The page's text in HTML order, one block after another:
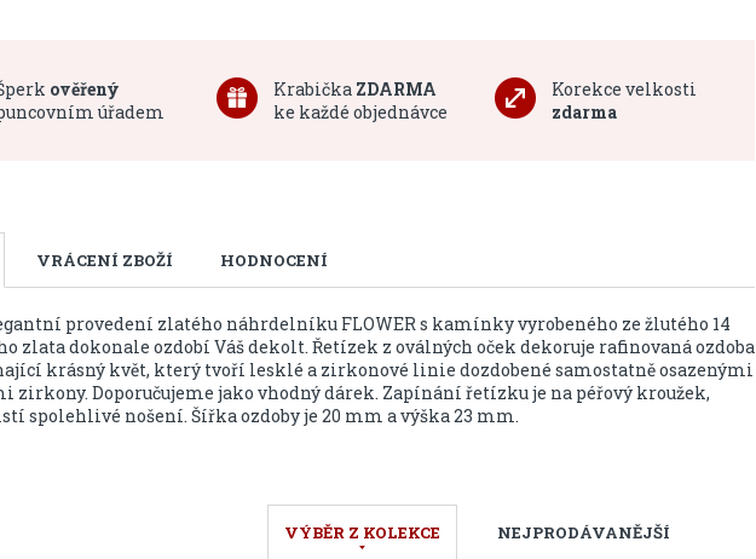
ověřený
úřadem
Krabička ZDARMA
ke každé objednávce
Korekce velkosti
zdarma
VRÁCENÍ ZBOŽÍ HODNOCENÍ
provedení zlatého náhrdelníku FLOWER s kamínky vyrobeného ze žlutého 14
zlata dokonale ozdobí Váš dekolt. Řetízek z oválných oček dekoruje rafinovaná ozdoba
krásný květ, který tvoří lesklé a zirkonové linie dozdobené samostatně osazenými
zirkony. Doporučujeme jako vhodný dárek. Zapínání řetízku je na péřový kroužek,
spolehlivé nošení. Šířka ozdoby je 20 mm a výška 23 mm.
VÝBĚR Z KOLEKCE NEJPRODÁVANĚJŠÍ